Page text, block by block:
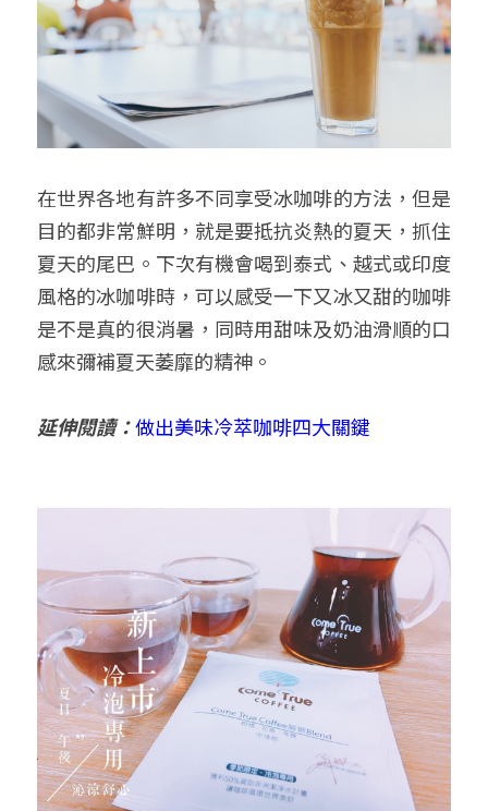
在世界各地有許多不同享受冰咖啡的方法，但是
目的都非常鮮明，就是要抵抗炎熱的夏天，抓住
夏天的尾巴。下次有機會喝到泰式、越式或印度
風格的冰咖啡時，可以感受一下又冰又甜的咖啡
是不是真的很消暑，同時用甜味及奶油滑順的口
感來彌補夏天萎靡的精神。
延伸閱讀：做出美味冷萃咖啡四大關鍵